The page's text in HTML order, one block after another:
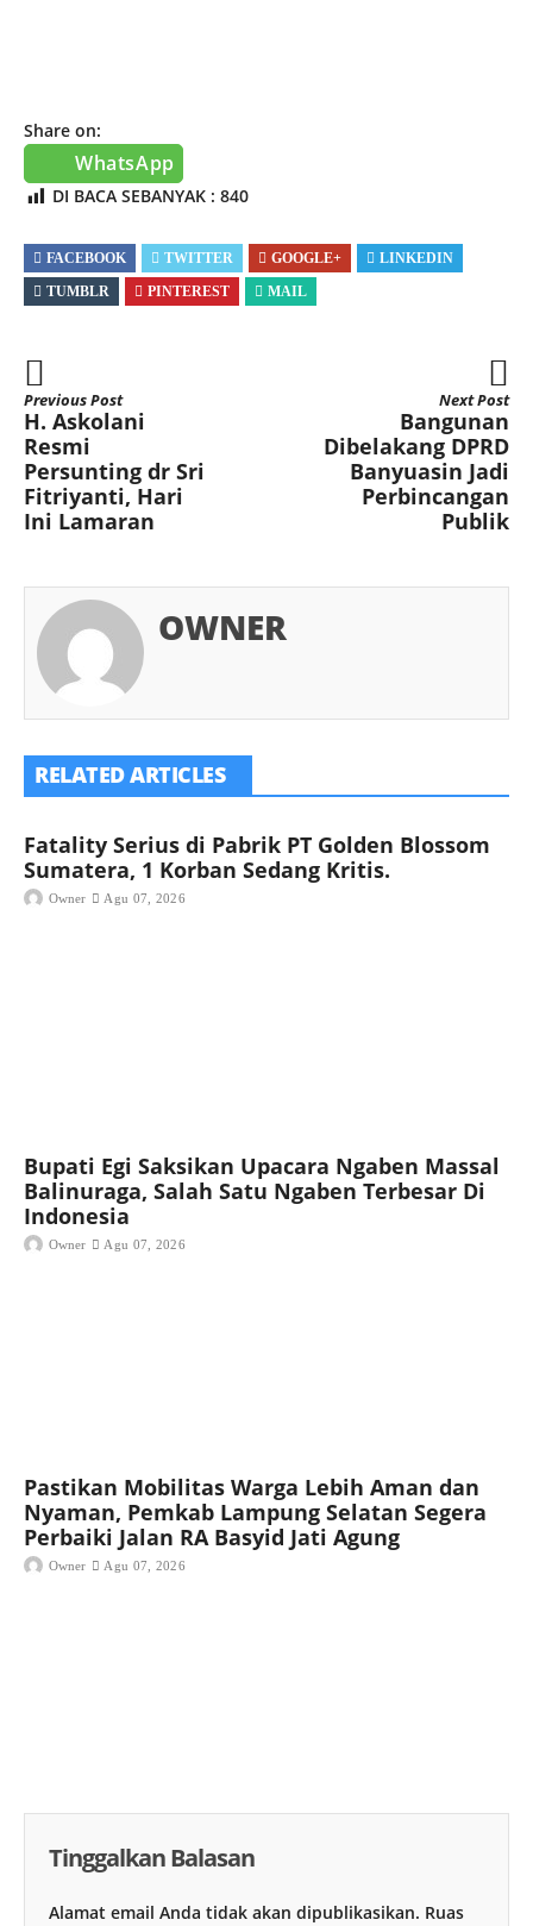
Share on:
WhatsApp
DI BACA SEBANYAK : 840
FACEBOOK TWITTER GOOGLE+
LINKEDIN
TUMBLR
PINTEREST MAIL
Previous Post
H. Askolani
Resmi
Persunting dr Sri
Fitriyanti, Hari
Ini Lamaran
Next Post
Bangunan
Dibelakang DPRD
Banyuasin Jadi
Perbincangan
Publik
OWNER
RELATED ARTICLES
Fatality Serius di Pabrik PT Golden Blossom
Sumatera, 1 Korban Sedang Kritis.
Owner Agu 07, 2026
Bupati Egi Saksikan Upacara Ngaben Massal
Balinuraga, Salah Satu Ngaben Terbesar Di
Indonesia
Owner Agu 07, 2026
Pastikan Mobilitas Warga Lebih Aman dan
Nyaman, Pemkab Lampung Selatan Segera
Perbaiki Jalan RA Basyid Jati Agung
Owner Agu 07, 2026
Tinggalkan Balasan
Alamat email Anda tidak akan dipublikasikan. Ruas